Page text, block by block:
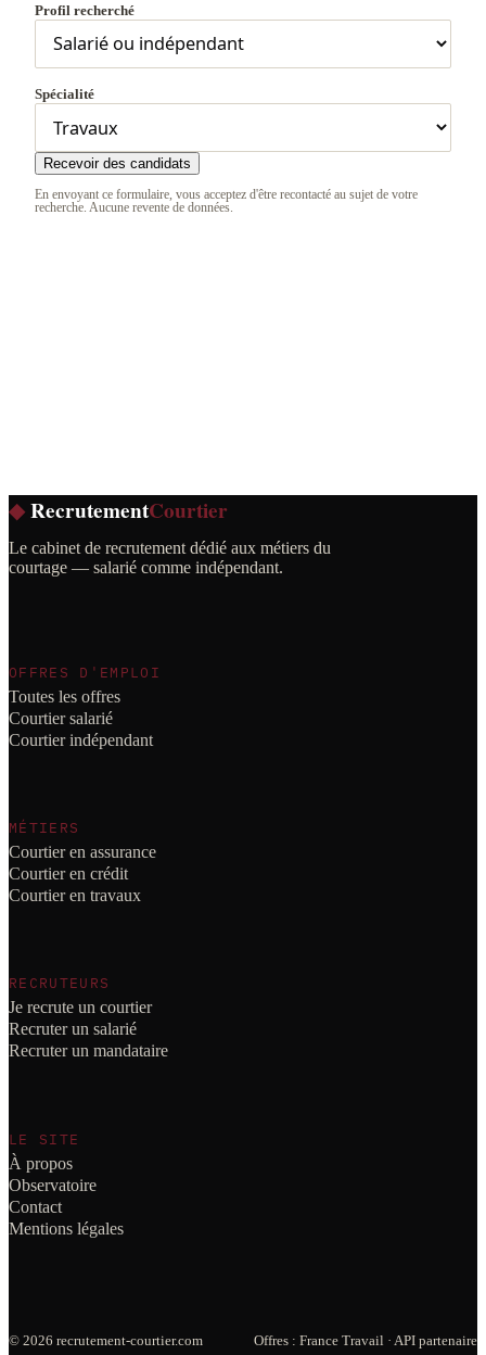
Profil recherché
Spécialité
Recevoir des candidats
En envoyant ce formulaire, vous acceptez d'être recontacté au sujet de votre
recherche. Aucune revente de données.
◆RecrutementCourtier
Le cabinet de recrutement dédié aux métiers du
courtage — salarié comme indépendant.
OFFRES D'EMPLOI
Toutes les offres
Courtier salarié
Courtier indépendant
MÉTIERS
Courtier en assurance
Courtier en crédit
Courtier en travaux
RECRUTEURS
Je recrute un courtier
Recruter un salarié
Recruter un mandataire
LE SITE
À propos
Observatoire
Contact
Mentions légales
© 2026 recrutement-courtier.com Offres : France Travail · API partenaire